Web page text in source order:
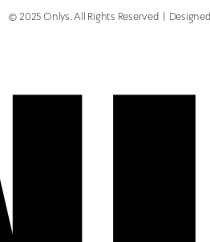
© 2025 Onlys. All Rights Reserved